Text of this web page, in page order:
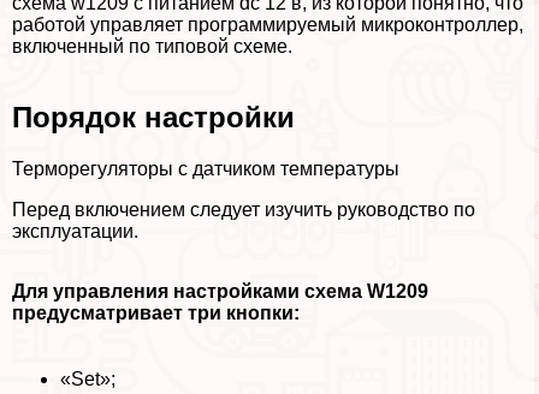
работой управляет программируемый микроконтроллер,
включенный по типовой схеме.
Порядок настройки
Терморегуляторы с датчиком температуры
Перед включением следует изучить руководство по
эксплуатации.
Для управления настройками схема W1209
предусматривает три кнопки:
«Set»;